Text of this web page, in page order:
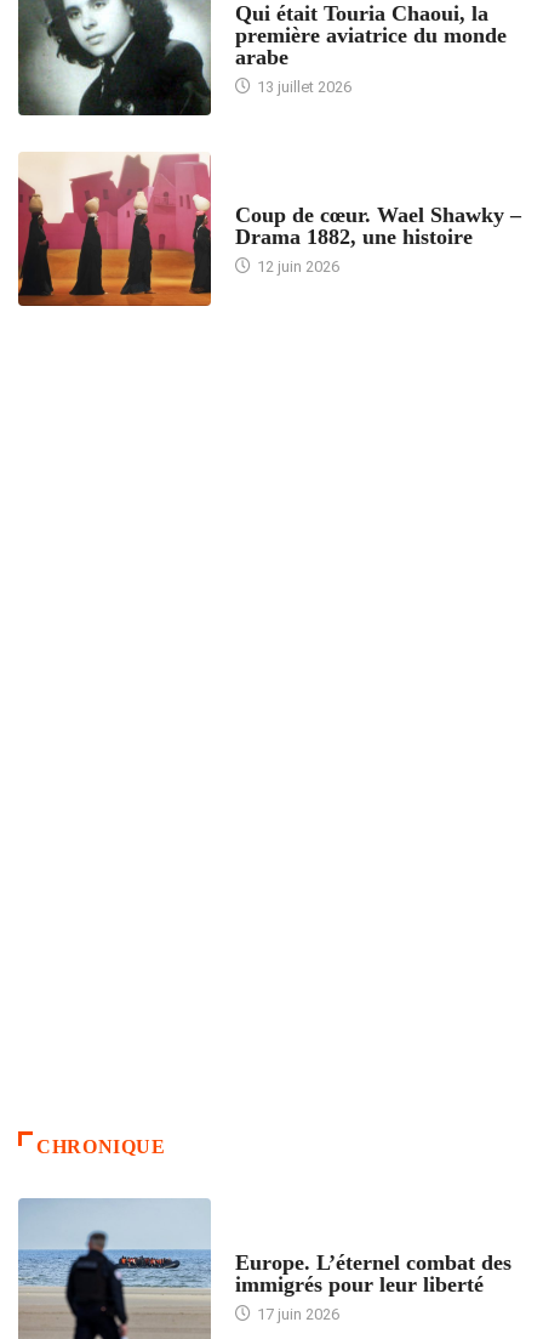
Qui était Touria Chaoui, la
première aviatrice du monde
arabe
13 juillet 2026
Coup de cœur. Wael Shawky –
Drama 1882, une histoire
12 juin 2026
CHRONIQUE
Europe. L’éternel combat des
immigrés pour leur liberté
17 juin 2026